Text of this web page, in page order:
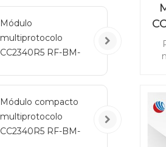
vehículos
Módulo
multiprotocolo
CC2340R5 RF-BM-
Módulo compacto
multiprotocolo
CC2340R5 RF-BM-